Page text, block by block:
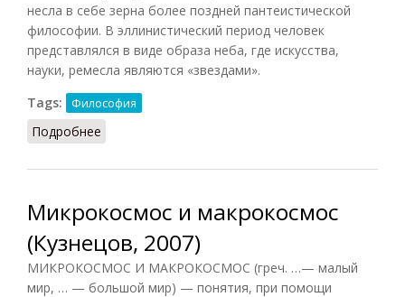
несла в себе зерна более поздней пантеистической
философии. В эллинистический период человек
представлялся в виде образа неба, где искусства,
науки, ремесла являются «звездами».
Tags:
Философия
Подробнее
Микрокосмос и макрокосмос
(Кузнецов, 2007)
МИКРОКОСМОС И МАКРОКОСМОС (греч. …— малый
мир, … — большой мир) — понятия, при помощи